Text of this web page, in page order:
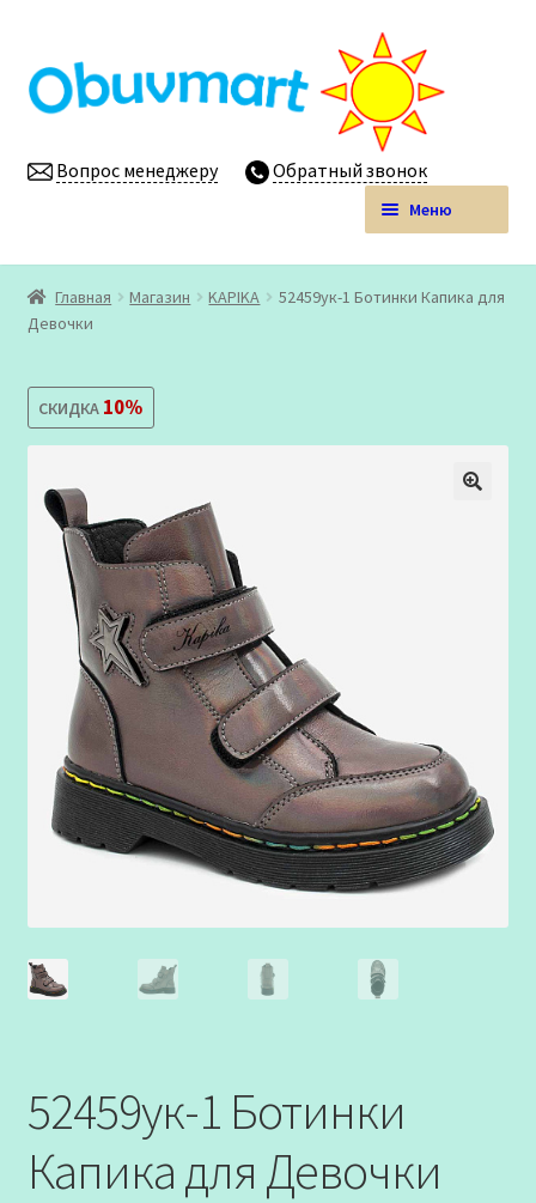
к
навигации
к
содержимому
Вопрос менеджеру Обратный звонок
Меню
Obuvmart.pro | Детская обувь мелким оптом
Магазин
Личный кабинет
Главная Магазин KAPIKA
52459ук-1 Ботинки Капика для
Девочки
СКИДКА 10%
52459ук-1 Ботинки
Капика для Девочки